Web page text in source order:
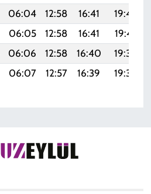
06:04 12:58 16:41 19:42
06:05 12:58 16:41 19:41
06:06 12:58 16:40 19:39
06:07 12:57 16:39 19:38